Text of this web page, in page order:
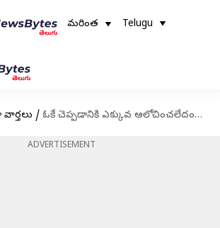
మరింత Telugu
/ ఓకే చెప్పడానికి ఎక్కువ ఆలోచించలేదంటున్న మీరా జాస్మిన్; పదేళ్ల తర్వాత రీ ఎంట్రీపై ఆసక్తికర కామెంట్స్
ADVERTISEMENT